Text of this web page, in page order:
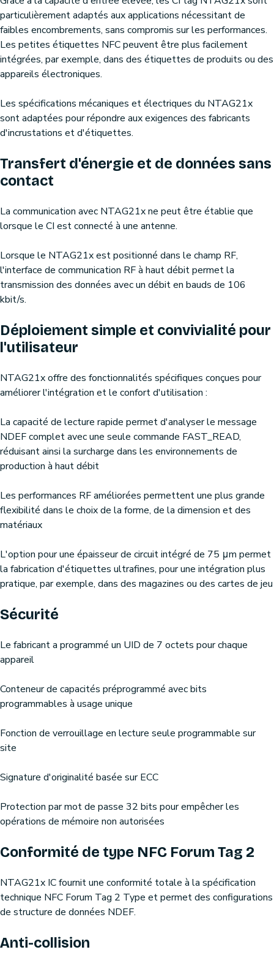
particulièrement adaptés aux applications nécessitant de
faibles encombrements, sans compromis sur les performances.
Les petites étiquettes NFC peuvent être plus facilement
intégrées, par exemple, dans des étiquettes de produits ou des
appareils électroniques.
Les spécifications mécaniques et électriques du NTAG21x
sont adaptées pour répondre aux exigences des fabricants
d'incrustations et d'étiquettes.
Transfert d'énergie et de données sans
contact
La communication avec NTAG21x ne peut être établie que
lorsque le CI est connecté à une antenne.
Lorsque le NTAG21x est positionné dans le champ RF,
l'interface de communication RF à haut débit permet la
transmission des données avec un débit en bauds de 106
kbit/s.
Déploiement simple et convivialité pour
l'utilisateur
NTAG21x offre des fonctionnalités spécifiques conçues pour
améliorer l'intégration et le confort d'utilisation :
La capacité de lecture rapide permet d'analyser le message
NDEF complet avec une seule commande FAST_READ,
réduisant ainsi la surcharge dans les environnements de
production à haut débit
Les performances RF améliorées permettent une plus grande
flexibilité dans le choix de la forme, de la dimension et des
matériaux
L'option pour une épaisseur de circuit intégré de 75 μm permet
la fabrication d'étiquettes ultrafines, pour une intégration plus
pratique, par exemple, dans des magazines ou des cartes de jeu
Sécurité
Le fabricant a programmé un UID de 7 octets pour chaque
appareil
Conteneur de capacités préprogrammé avec bits
programmables à usage unique
Fonction de verrouillage en lecture seule programmable sur
site
Signature d'originalité basée sur ECC
Protection par mot de passe 32 bits pour empêcher les
opérations de mémoire non autorisées
Conformité de type NFC Forum Tag 2
NTAG21x IC fournit une conformité totale à la spécification
technique NFC Forum Tag 2 Type et permet des configurations
de structure de données NDEF.
Anti-collision